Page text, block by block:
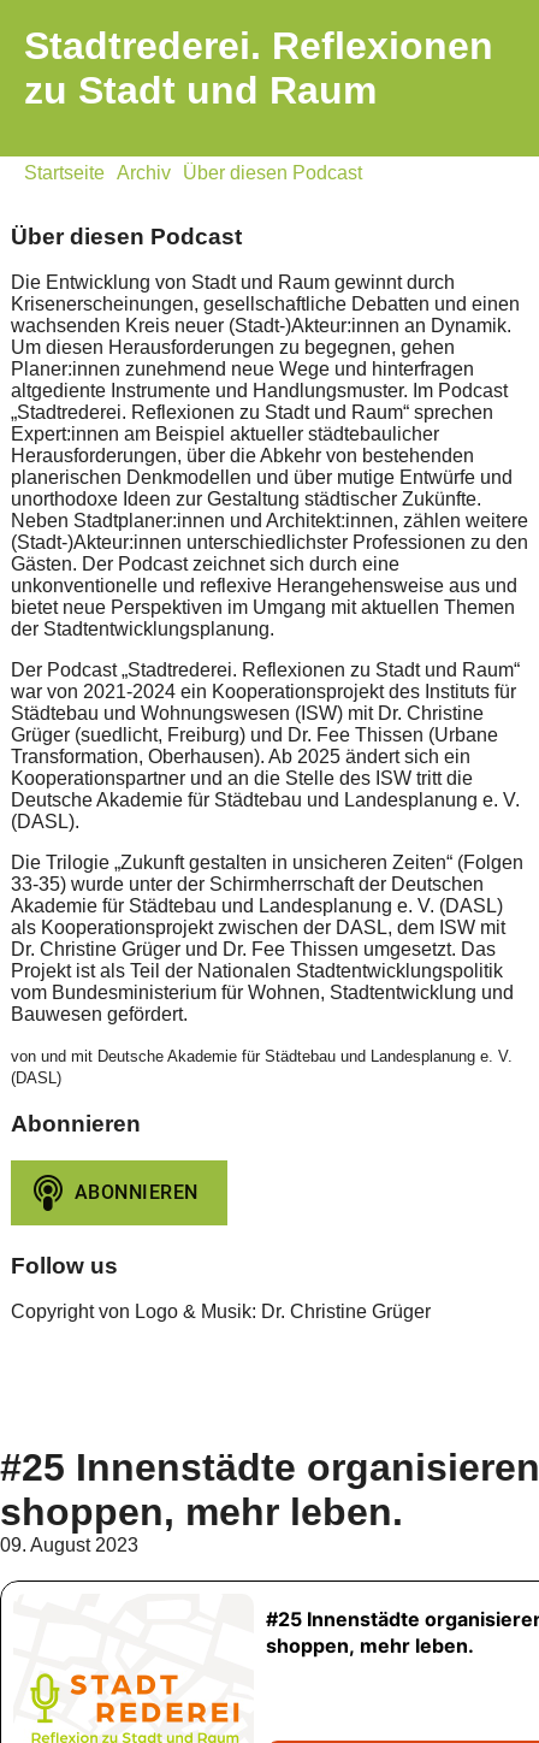
Stadtrederei. Reflexionen
zu Stadt und Raum
Startseite Archiv Über diesen Podcast
Über diesen Podcast
Die Entwicklung von Stadt und Raum gewinnt durch
Krisenerscheinungen, gesellschaftliche Debatten und einen
wachsenden Kreis neuer (Stadt-)Akteur:innen an Dynamik.
Um diesen Herausforderungen zu begegnen, gehen
Planer:innen zunehmend neue Wege und hinterfragen
altgediente Instrumente und Handlungsmuster. Im Podcast
„Stadtrederei. Reflexionen zu Stadt und Raum“ sprechen
Expert:innen am Beispiel aktueller städtebaulicher
Herausforderungen, über die Abkehr von bestehenden
planerischen Denkmodellen und über mutige Entwürfe und
unorthodoxe Ideen zur Gestaltung städtischer Zukünfte.
Neben Stadtplaner:innen und Architekt:innen, zählen weitere
(Stadt-)Akteur:innen unterschiedlichster Professionen zu den
Gästen. Der Podcast zeichnet sich durch eine
unkonventionelle und reflexive Herangehensweise aus und
bietet neue Perspektiven im Umgang mit aktuellen Themen
der Stadtentwicklungsplanung.
Der Podcast „Stadtrederei. Reflexionen zu Stadt und Raum“
war von 2021-2024 ein Kooperationsprojekt des Instituts für
Städtebau und Wohnungswesen (ISW) mit Dr. Christine
Grüger (suedlicht, Freiburg) und Dr. Fee Thissen (Urbane
Transformation, Oberhausen). Ab 2025 ändert sich ein
Kooperationspartner und an die Stelle des ISW tritt die
Deutsche Akademie für Städtebau und Landesplanung e. V.
(DASL).
Die Trilogie „Zukunft gestalten in unsicheren Zeiten“ (Folgen
33-35) wurde unter der Schirmherrschaft der Deutschen
Akademie für Städtebau und Landesplanung e. V. (DASL)
als Kooperationsprojekt zwischen der DASL, dem ISW mit
Dr. Christine Grüger und Dr. Fee Thissen umgesetzt. Das
Projekt ist als Teil der Nationalen Stadtentwicklungspolitik
vom Bundesministerium für Wohnen, Stadtentwicklung und
Bauwesen gefördert.
von und mit Deutsche Akademie für Städtebau und Landesplanung e. V.
(DASL)
Abonnieren
Follow us
Copyright von Logo & Musik: Dr. Christine Grüger
#25 Innenstädte
shoppen, mehr leben.
09. August 2023